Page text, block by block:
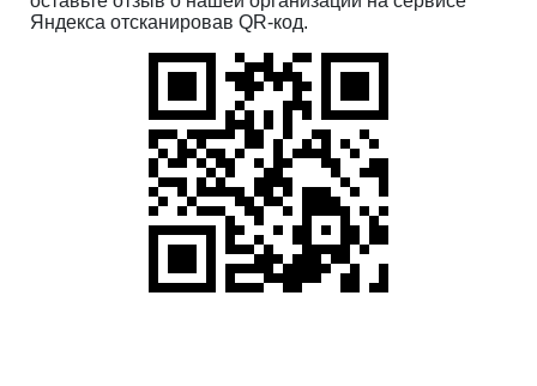
Яндекса отсканировав QR-код.